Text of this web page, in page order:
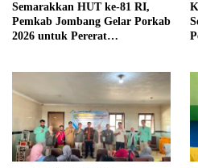
Semarakkan HUT ke-81 RI,
Pemkab Jombang Gelar Porkab
2026 untuk Pererat